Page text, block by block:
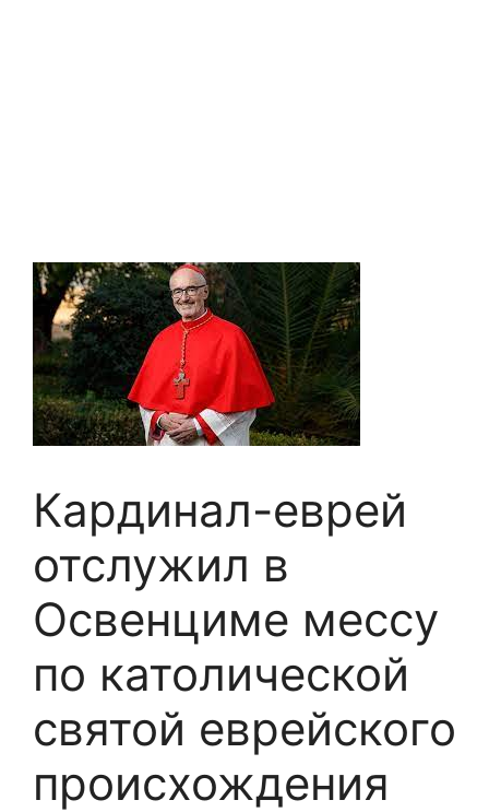
Кардинал-еврей
отслужил в
Освенциме мессу
по католической
святой еврейского
происхождения